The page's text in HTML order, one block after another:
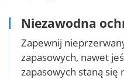
Niezawodna
Zapewnij
zapasowych, nawet
zapasowych staną się